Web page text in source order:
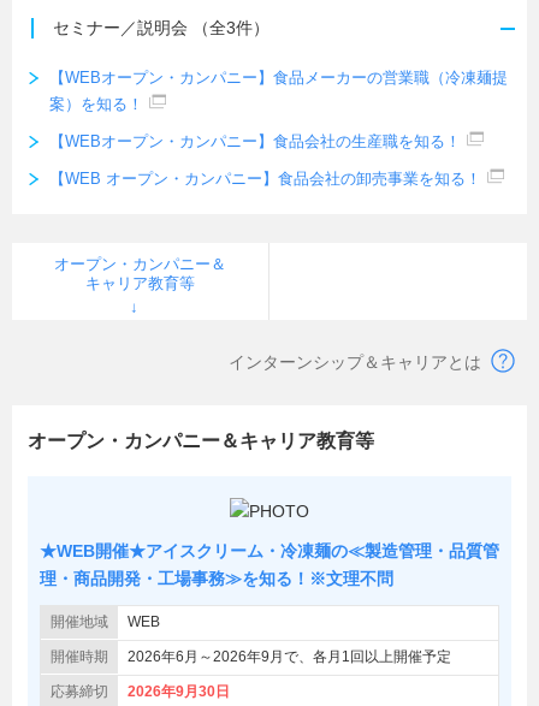
セミナー／説明会 （全3件）
【WEBオープン・カンパニー】食品メーカーの営業職（冷凍麺提
案）を知る！
【WEBオープン・カンパニー】食品会社の生産職を知る！
【WEB オープン・カンパニー】食品会社の卸売事業を知る！
オープン・カンパニー＆
キャリア教育等
インターンシップ＆キャリアとは
オープン・カンパニー＆キャリア教育等
★WEB開催★アイスクリーム・冷凍麺の≪製造管理・品質管
理・商品開発・工場事務≫を知る！※文理不問
開催地域 WEB
開催時期 2026年6月～2026年9月で、各月1回以上開催予定
応募締切 2026年9月30日